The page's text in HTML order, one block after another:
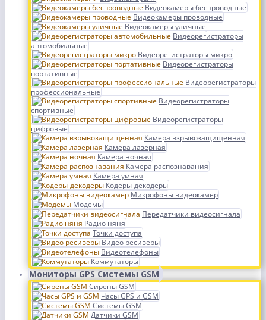
Видеокамеры беспроводные
Видеокамеры проводные
Видеокамеры уличные
Видеорегистраторы
автомобильные
Видеорегистраторы микро
Видеорегистраторы
портативные
Видеорегистраторы
профессиональные
Видеорегистраторы
спортивные
Видеорегистраторы
цифровые
Камера взрывозащищенная
Камера лазерная
Камера ночная
Камера распознавания
Камера умная
Кодеры-декодеры
Микрофоны видеокамер
Модемы
Передатчики видеосигнала
Радио няня
Точки доступа
Видео ресиверы
Видеотелефоны
Коммутаторы
Мониторы GPS Системы GSM
Сирены GSM
Часы GPS и GSM
Системы GSM
Датчики GSM